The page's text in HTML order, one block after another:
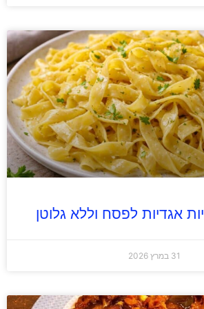
אגדיות לפסח וללא גלוטן
31 במרץ 2026